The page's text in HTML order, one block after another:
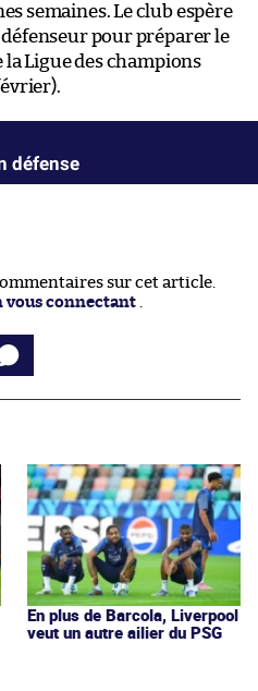
semaines. Le club espère
pour préparer le
Ligue des champions
défense
sur cet article.
vous connectant
En plus de Barcola, Liverpool
veut un autre ailier du PSG